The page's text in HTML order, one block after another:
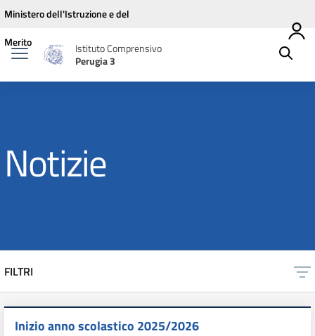
Vai ai contenuti
Vai al menu di navigazione
Vai al footer
Ministero dell'Istruzione e del
Merito
Istituto Comprensivo
Perugia 3
Notizie
FILTRI
Inizio anno scolastico 2025/2026